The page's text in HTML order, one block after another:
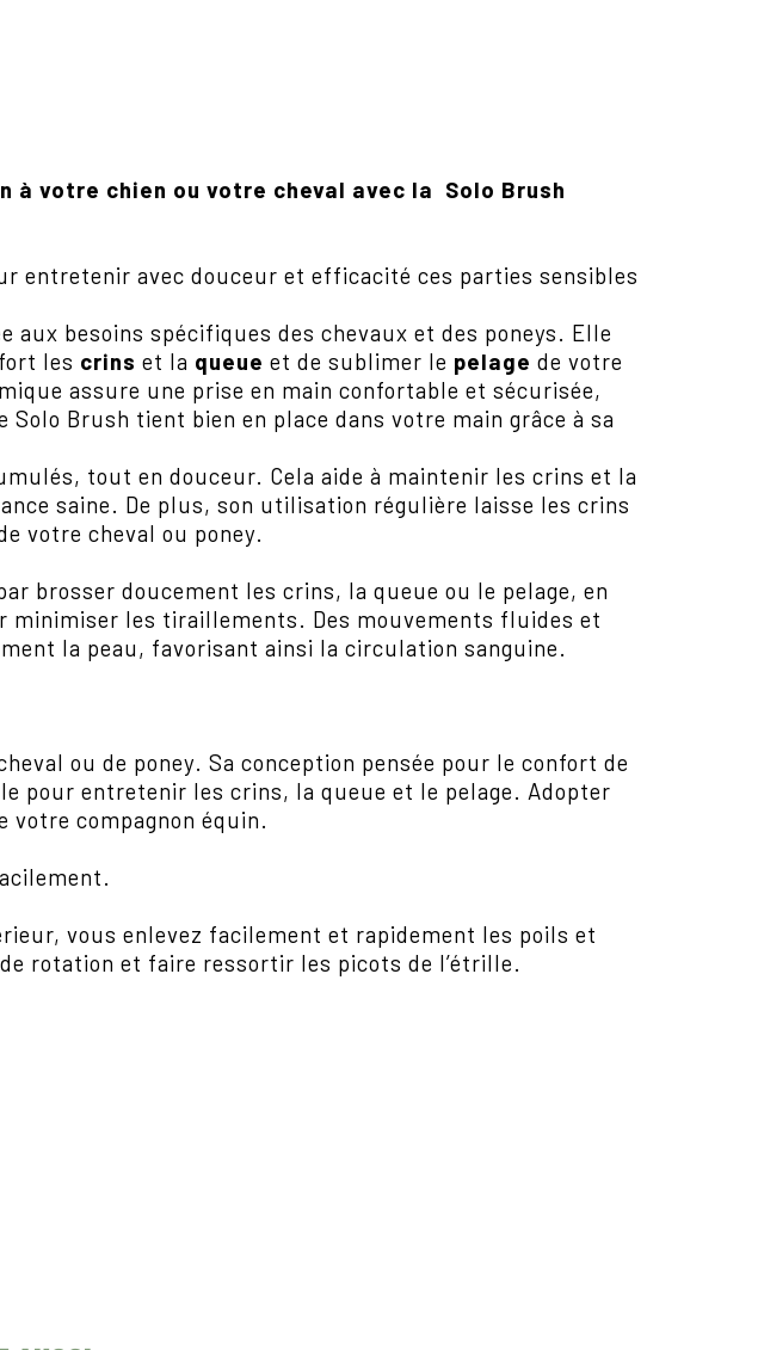
votre chien ou votre cheval avec la Solo Brush
entretenir avec douceur et efficacité ces parties sensibles
aux besoins spécifiques des chevaux et des poneys. Elle
les crins et la queue et de sublimer le pelage de votre
assure une prise en main confortable et sécurisée,
Brush tient bien en place dans votre main grâce à sa
tout en douceur. Cela aide à maintenir les crins et la
saine. De plus, son utilisation régulière laisse les crins
votre cheval ou poney.
brosser doucement les crins, la queue ou le pelage, en
minimiser les tiraillements. Des mouvements fluides et
la peau, favorisant ainsi la circulation sanguine.
ou de poney. Sa conception pensée pour le confort de
pour entretenir les crins, la queue et le pelage. Adopter
votre compagnon équin.
vous enlevez facilement et rapidement les poils et
rotation et faire ressortir les picots de l’étrille.